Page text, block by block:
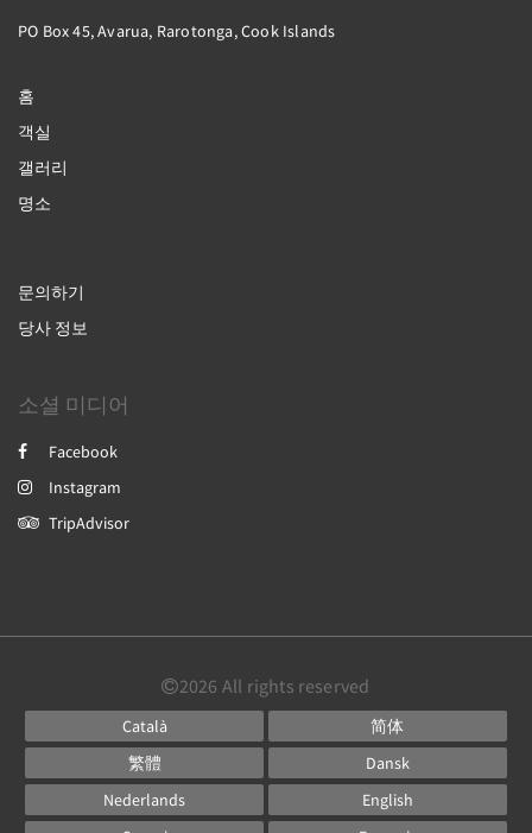
PO Box 45, Avarua, Rarotonga, Cook Islands
홈
객실
갤러리
명소
문의하기
당사 정보
소셜 미디어
Facebook
Instagram
TripAdvisor
2026 All rights reserved
Català
简体
繁體
Dansk
Nederlands
English